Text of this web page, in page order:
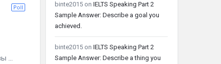
Poll
...
binte2015 on IELTS Speaking Part 2
Sample Answer: Describe a goal you
achieved.
binte2015 on IELTS Speaking Part 2
Sample Answer: Describe a thing you